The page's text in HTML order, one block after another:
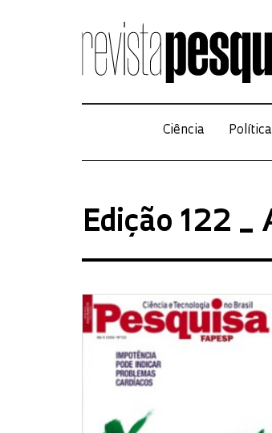
Ciência Política
Edição 122